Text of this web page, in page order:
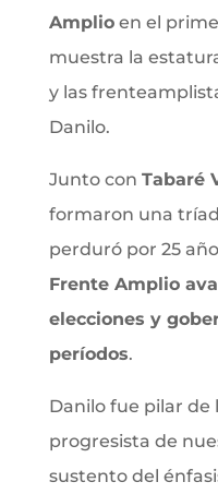
Amplioen el
muestra la
y las
Danilo.
Junto con Tabaré
formaron una
perduró por 25
Frente Amplio
elecciones y
períodos.
Danilo fue pilar de
progresista de
sustento del